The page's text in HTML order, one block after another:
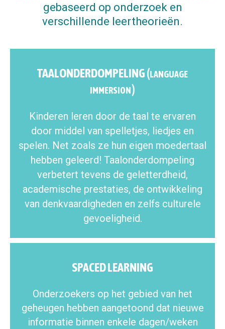
gebaseerd op onderzoek en
verschillende leertheorieën.
TAALONDERDOMPELING (LANGUAGE
IMMERSION)
Kinderen leren door de taal te ervaren
door middel van spelletjes, liedjes en
spelen. Net zoals ze hun eigen moedertaal
hebben geleerd! Taalonderdompeling
verbetert tevens de geletterdheid,
academische prestaties, de ontwikkeling
van denkvaardigheden en zelfs culturele
gevoeligheid.
SPACED LEARNING
Onderzoekers op het gebied van het
geheugen hebben aangetoond dat nieuwe
informatie binnen enkele dagen/weken